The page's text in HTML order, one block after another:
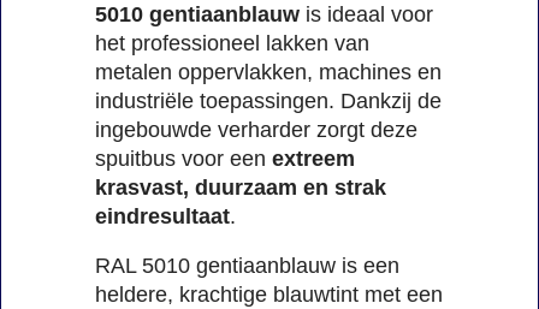
5010 gentiaanblauw is ideaal voor
het professioneel lakken van
metalen oppervlakken, machines en
industriële toepassingen. Dankzij de
ingebouwde verharder zorgt deze
spuitbus voor een extreem
krasvast, duurzaam en strak
eindresultaat.
RAL 5010 gentiaanblauw is een
heldere, krachtige blauwtint met een